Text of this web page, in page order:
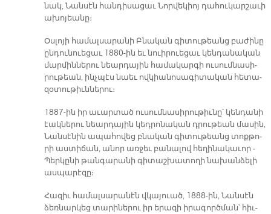
նակ, ­Նան­սէն հան­դի­սա­ցաւ ­Նոր­վե­կիոյ դա­հու­կար­շա­ւի
ա­խո­յեա­նը։
Օս­լո­յի ­հա­մալ­սա­րա­նի Բնա­կան գի­տու­թեանց բա­ժի­նը
ըն­դու­նո­ւե­ցաւ 1880-ին եւ նո­ւի­րո­ւե­ցաւ կեն­դա­նա­կան
մար­մին­նե­րու նեար­դա­յին հա­մա­կար­գի ու­սում­նա­սի­
րու­թեան, ինչ­պէս նաեւ ով­կիա­նո­սա­գի­տա­կան հե­տա­
զօ­տու­թիւն­նե­րու։
1887-ին իր ա­ւար­տած ու­սում­նա­սի­րու­թիւ­նը՝ կեն­դա­նի
էակ­նե­րու նեար­դա­յին կեդ­րո­նա­կան դրու­թեան մա­սին,
­Նան­սէ­նին ա­պա­հո­վեց բնա­կան գի­տու­թեանց տոք­թո­
րի աս­տի­ճան, ա­նոր առ­ջեւ բա­նա­լով հե­ղի­նա­կա­ւոր ­
Պեր­կը­նի թան­գա­րա­նի գի­տաշ­խա­տո­ղի նա­խան­ձե­լի
աս­պա­րէ­զը։
Հա­զիւ հա­մալ­սա­րա­նէն վկա­յո­ւած, 1888-ին, ­Նան­սէն
ձեռ­նար­կեց տա­րի­նե­րու իր ե­րա­զի ի­րա­գործ­ման՝ հիւ­